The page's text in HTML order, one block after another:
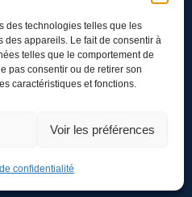
des technologies telles que les
des appareils. Le fait de consentir à
telles que le comportement de
pas consentir ou de retirer son
caractéristiques et fonctions.
Voir les préférences
confidentialité